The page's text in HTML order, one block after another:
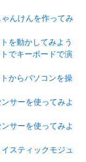
んけんを作ってみ
を動かしてみよう
でキーボードで演
からパソコンを操
サーを使ってみよ
サーを使ってみよ
スティックモジュ